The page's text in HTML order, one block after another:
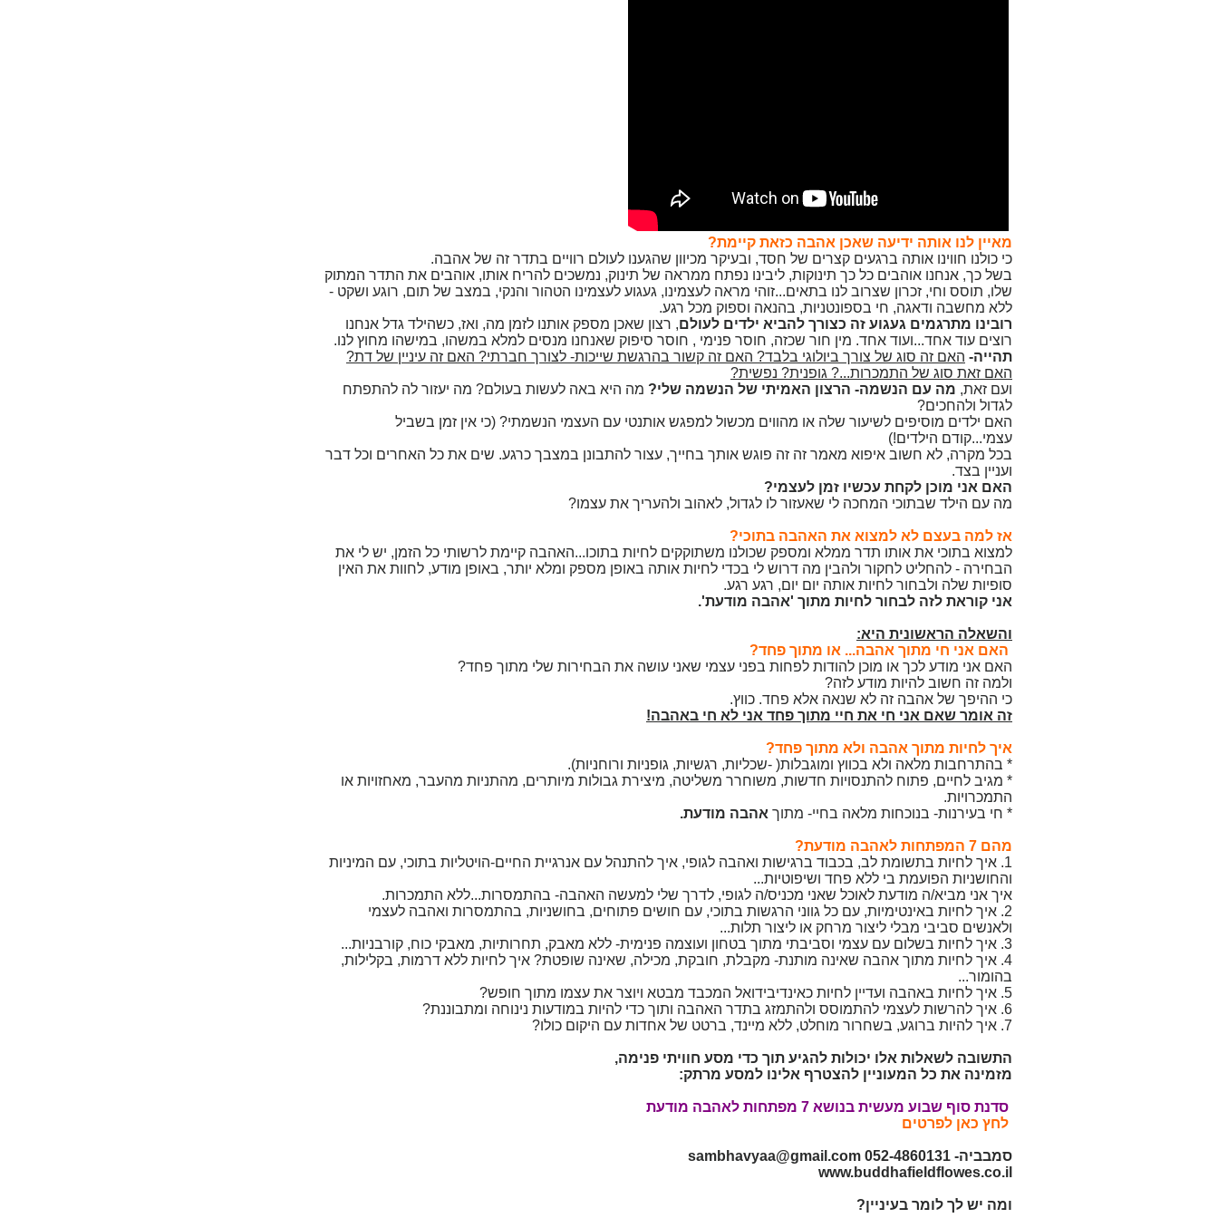
מאיין לנו אותה ידיעה שאכן אהבה כזאת קיימת?
כי כולנו חווינו אותה ברגעים קצרים של חסד, ובעיקר מכיוון שהגענו לעולם רוויים בתדר זה של אהבה.
בשל כך, אנחנו אוהבים כל כך תינוקות, ליבינו נפתח ממראה של תינוק, נמשכים להריח אותו, אוהבים את התדר המתוק
שלו, תוסס וחי, זכרון שצרוב לנו בתאים...זוהי מראה לעצמינו, געגוע לעצמינו הטהור והנקי, במצב של תום, רוגע ושקט -
ללא מחשבה ודאגה, חי בספונטניות, בהנאה וספוק מכל רגע.
רובינו מתרגמים געגוע זה כצורך להביא ילדים לעולם, רצון שאכן מספק אותנו לזמן מה, ואז, כשהילד גדל אנחנו
רוצים עוד אחד...ועוד אחד. מין חור שכזה, חוסר פנימי , חוסר סיפוק שאנחנו מנסים למלא במשהו, במישהו מחוץ לנו.
תהייה- האם זה סוג של צורך ביולוגי בלבד? האם זה קשור בהרגשת שייכות- לצורך חברתי? האם זה עיניין של דת?
האם זאת סוג של התמכרות...? גופנית? נפשית?
ועם זאת, מה עם הנשמה- הרצון האמיתי של הנשמה שלי? מה היא באה לעשות בעולם? מה יעזור לה להתפתח
לגדול ולהחכים?
האם ילדים מוסיפים לשיעור שלה או מהווים מכשול למפגש אותנטי עם העצמי הנשמתי? (כי אין זמן בשביל
עצמי...קודם הילדים!)
בכל מקרה, לא חשוב איפוא מאמר זה זה פוגש אותך בחייך, עצור להתבונן במצבך כרגע. שים את כל האחרים וכל דבר
ועניין בצד.
האם אני מוכן לקחת עכשיו זמן לעצמי?
מה עם הילד שבתוכי המחכה לי שאעזור לו לגדול, לאהוב ולהעריך את עצמו?
אז למה בעצם לא למצוא את האהבה בתוכי?
למצוא בתוכי את אותו תדר ממלא ומספק שכולנו משתוקקים לחיות בתוכו...האהבה קיימת לרשותי כל הזמן, יש לי את
הבחירה - להחליט לחקור ולהבין מה דרוש לי בכדי לחיות אותה באופן מספק ומלא יותר, באופן מודע, לחוות את האין
סופיות שלה ולבחור לחיות אותה יום יום, רגע רגע.
אני קוראת לזה לבחור לחיות מתוך 'אהבה מודעת'.
והשאלה הראשונית היא:
האם אני חי מתוך אהבה... או מתוך פחד?
האם אני מודע לכך או מוכן להודות לפחות בפני עצמי שאני עושה את הבחירות שלי מתוך פחד?
ולמה זה חשוב להיות מודע לזה?
כי ההיפך של אהבה זה לא שנאה אלא פחד. כווץ.
זה אומר שאם אני חי את חיי מתוך פחד אני לא חי באהבה!
איך לחיות מתוך אהבה ולא מתוך פחד?
* בהתרחבות מלאה ולא בכווץ ומוגבלות( -שכליות, רגשיות, גופניות ורוחניות).
* מגיב לחיים, פתוח להתנסויות חדשות, משוחרר משליטה, מיצירת גבולות מיותרים, מהתניות מהעבר, מאחזויות או
התמכרויות.
* חי בעירנות- בנוכחות מלאה בחיי- מתוך אהבה מודעת.
מהם 7 המפתחות לאהבה מודעת?
1. איך לחיות בתשומת לב, בכבוד ברגישות ואהבה לגופי, איך להתנהל עם אנרגיית החיים-הויטליות בתוכי, עם המיניות
והחושניות הפועמת בי ללא פחד ושיפוטיות...
איך אני מביא/ה מודעת לאוכל שאני מכניס/ה לגופי, לדרך שלי למעשה האהבה- בהתמסרות...ללא התמכרות.
2. איך לחיות באינטימיות, עם כל גווני הרגשות בתוכי, עם חושים פתוחים, בחושניות, בהתמסרות ואהבה לעצמי
ולאנשים סביבי מבלי ליצור מרחק או ליצור תלות...
3. איך לחיות בשלום עם עצמי וסביבתי מתוך בטחון ועוצמה פנימית- ללא מאבק, תחרותיות, מאבקי כוח, קורבניות...
4. איך לחיות מתוך אהבה שאינה מותנת- מקבלת, חובקת, מכילה, שאינה שופטת? איך לחיות ללא דרמות, בקלילות,
בהומור...
5. איך לחיות באהבה ועדיין לחיות כאינדיבידואל המכבד מבטא ויוצר את עצמו מתוך חופש?
6. איך להרשות לעצמי להתמוסס ולהתמזג בתדר האהבה ותוך כדי להיות במודעות נינוחה ומתבוננת?
7. איך להיות ברוגע, בשחרור מוחלט, ללא מיינד, ברטט של אחדות עם היקום כולו?
התשובה לשאלות אלו יכולות להגיע תוך כדי מסע חוויתי פנימה,
מזמינה את כל המעוניין להצטרף אלינו למסע מרתק:
סדנת סוף שבוע מעשית בנושא 7 מפתחות לאהבה מודעת
לחץ כאן לפרטים
סמבביה- 052-4860131
sambhavyaa@gmail.com
www.buddhafieldflowes.co.il
ומה יש לך לומר בעיניין?